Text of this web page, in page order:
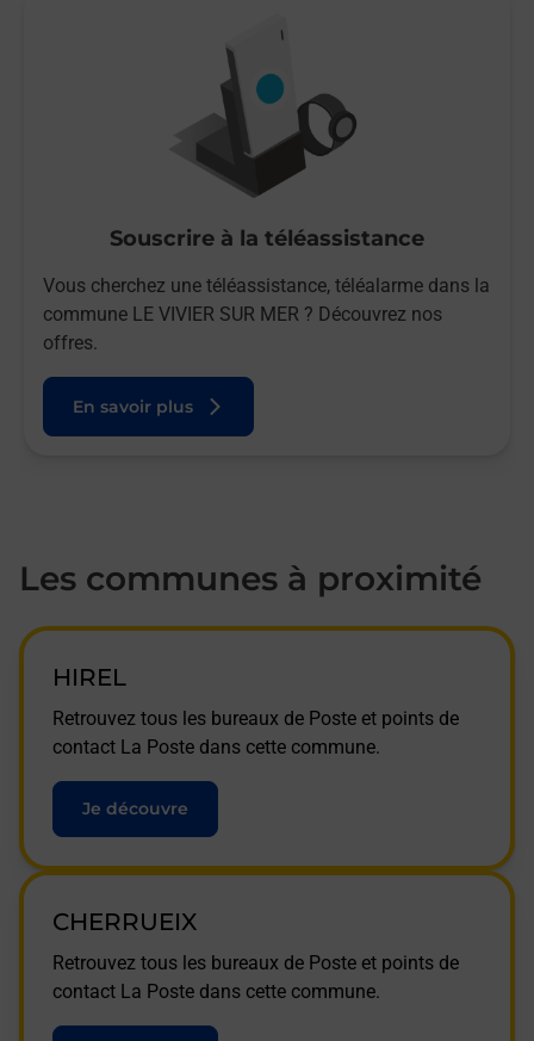
Souscrire à la téléassistance
Vous cherchez une téléassistance, téléalarme dans la
commune LE VIVIER SUR MER ? Découvrez nos
offres.
En savoir plus
Les communes à proximité
HIREL
Retrouvez tous les bureaux de Poste et points de
contact La Poste dans cette commune.
Je découvre
CHERRUEIX
Retrouvez tous les bureaux de Poste et points de
contact La Poste dans cette commune.